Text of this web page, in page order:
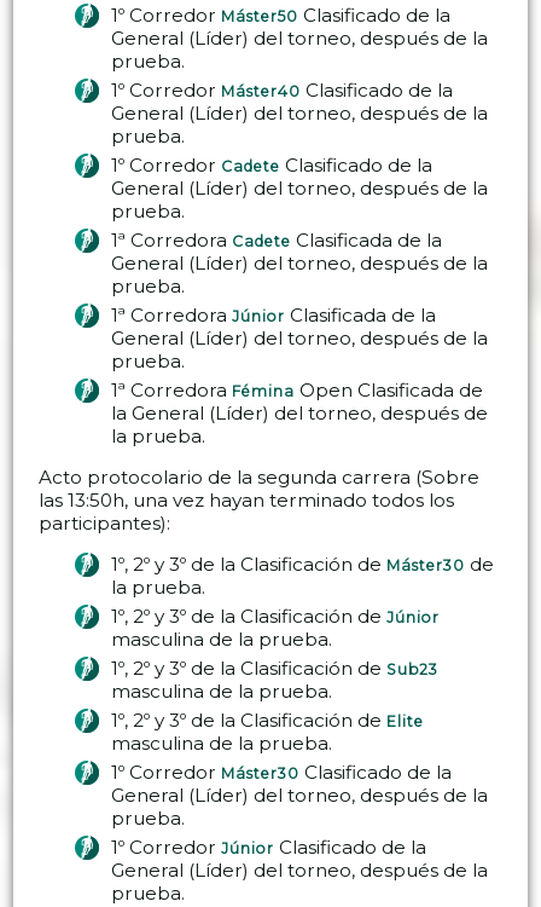
1º Corredor Máster50 Clasificado de la
General (Líder) del torneo, después de la
prueba.
1º Corredor Máster40 Clasificado de la
General (Líder) del torneo, después de la
prueba.
1º Corredor Cadete Clasificado de la
General (Líder) del torneo, después de la
prueba.
1ª Corredora Cadete Clasificada de la
General (Líder) del torneo, después de la
prueba.
1ª CorredoraJúnior Clasificada de la
General (Líder) del torneo, después de la
prueba.
1ª Corredora Fémina Open Clasificada de
la General (Líder) del torneo, después de
la prueba.
Acto protocolario de la segunda carrera (Sobre
las 13:50h, una vez hayan terminado todos los
participantes):
1º, 2º y 3º de la Clasificación de Máster30 de
la prueba.
1º, 2º y 3º de la Clasificación deJúnior
masculina de la prueba.
1º, 2º y 3º de la Clasificación de Sub23
masculina de la prueba.
1º, 2º y 3º de la Clasificación de Elite
masculina de la prueba.
1º Corredor Máster30 Clasificado de la
General (Líder) del torneo, después de la
prueba.
1º CorredorJúnior Clasificado de la
General (Líder) del torneo, después de la
prueba.